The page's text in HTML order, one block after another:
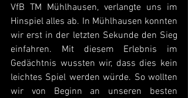
VfB TM Mühlhausen, verlangte uns im
Hinspiel alles ab. In Mühlhausen konnten
wir erst in der letzten Sekunde den Sieg
einfahren. Mit diesem Erlebnis im
Gedächtnis wussten wir, dass dies kein
leichtes Spiel werden würde. So wollten
wir von Beginn an unseren besten